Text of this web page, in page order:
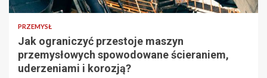
PRZEMYSŁ
Jak ograniczyć przestoje maszyn
przemysłowych spowodowane ścieraniem,
uderzeniami i korozją?